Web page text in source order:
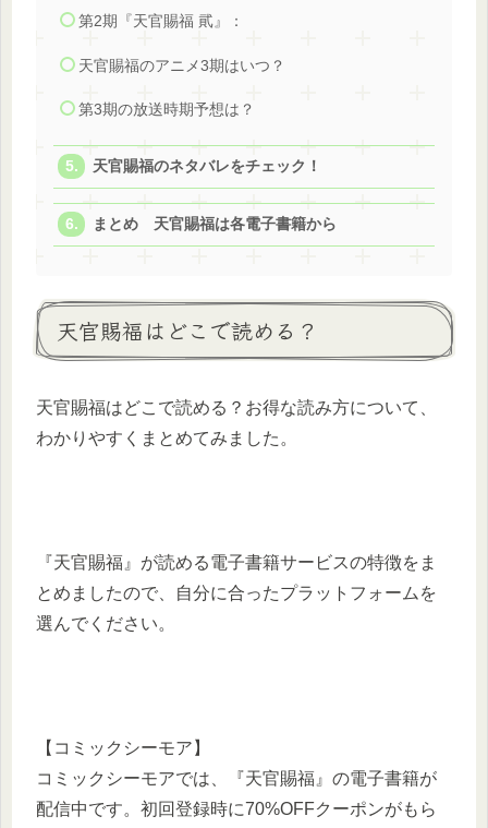
第2期『天官賜福 貮』：
天官賜福のアニメ3期はいつ？
第3期の放送時期予想は？
天官賜福のネタバレをチェック！
まとめ 天官賜福は各電子書籍から
天官賜福はどこで読める？
天官賜福はどこで読める？お得な読み方について、
わかりやすくまとめてみました。
『天官賜福』が読める電子書籍サービスの特徴をま
とめましたので、自分に合ったプラットフォームを
選んでください。
【コミックシーモア】
コミックシーモアでは、『天官賜福』の電子書籍が
配信中です。初回登録時に70%OFFクーポンがもら